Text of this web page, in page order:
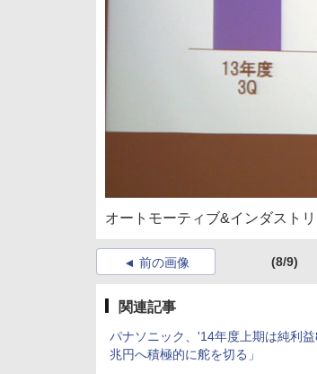
オートモーティブ&インダスト
前の画像 (8/9)
関連記事
パナソニック、'14年度上期は純利
兆円へ積極的に舵を切る」